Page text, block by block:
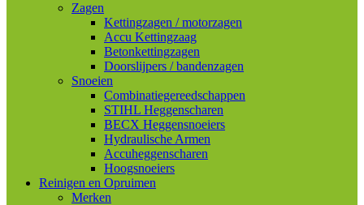
Zagen
Kettingzagen / motorzagen
Accu Kettingzaag
Betonkettingzagen
Doorslijpers / bandenzagen
Snoeien
Combinatiegereedschappen
STIHL Heggenscharen
BECX Heggensnoeiers
Hydraulische Armen
Accuheggenscharen
Hoogsnoeiers
Reinigen en Opruimen
Merken